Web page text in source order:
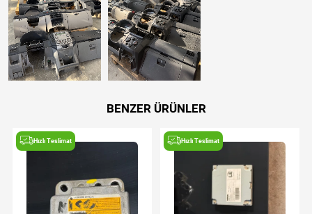
BENZER ÜRÜNLER
Hızlı Teslimat Hızlı Teslimat